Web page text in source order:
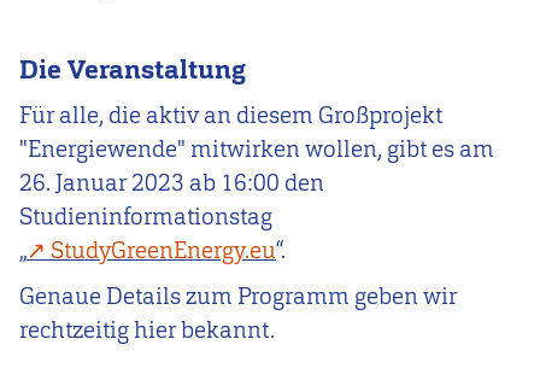
Die Veranstaltung
Für alle, die aktiv an diesem Großprojekt
"Energiewende" mitwirken wollen, gibt es am
26. Januar 2023 ab 16:00 den
Studieninformationstag
„
StudyGreenEnergy.eu“.
Genaue Details zum Programm geben wir
rechtzeitig hier bekannt.